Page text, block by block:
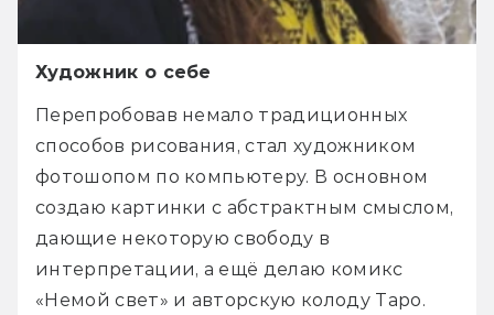
Художник о себе
Перепробовав немало традиционных
способов рисования, стал художником
фотошопом по компьютеру. В основном
создаю картинки с абстрактным смыслом,
дающие некоторую свободу в
интерпретации, а ещё делаю комикс
«Немой свет» и авторскую колоду Таро.